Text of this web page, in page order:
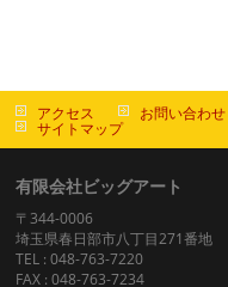
アクセス お問い合わせ
サイトマップ
有限会社ビッグアート
〒344-0006
埼玉県春日部市八丁目271番地
TEL : 048-763-7220
FAX : 048-763-7234